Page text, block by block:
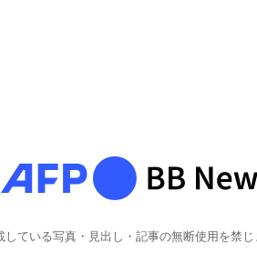
している写真・見出し・記事の無断使用を禁